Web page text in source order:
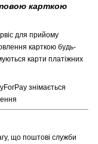
карткою
для прийому
карткою будь-
карти платіжних
знімається
що поштові служби